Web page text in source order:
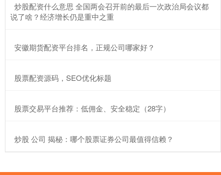
​炒股配资什么意思 全国两会召开前的最后一次政治局会议都
说了啥？经济增长仍是重中之重
​安徽期货配资平台排名，正规公司哪家好？
​股票配资源码，SEO优化标题
​股票交易平台推荐：低佣金、安全稳定（28字）
​炒股 公司 揭秘：哪个股票证券公司最值得信赖？